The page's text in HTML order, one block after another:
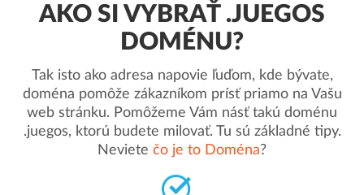
AKO SI VYBRAŤ .JUEGOS
DOMÉNU?
Tak isto ako adresa napovie ľuďom, kde bývate,
doména pomôže zákazníkom prísť priamo na Vašu
web stránku. Pomôžeme Vám násť takú doménu
.juegos, ktorú budete milovať. Tu sú základné tipy.
Neviete čo je to Doména?